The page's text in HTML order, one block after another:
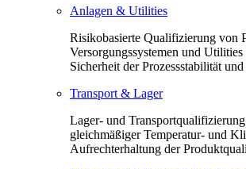
Anlagen & Utilities
Risikobasierte Qualifizierung von
Versorgungssystemen und
Sicherheit der Prozessstabilität
Transport & Lager
Lager- und
gleichmäßiger Temperatur- und
Aufrechterhaltung der